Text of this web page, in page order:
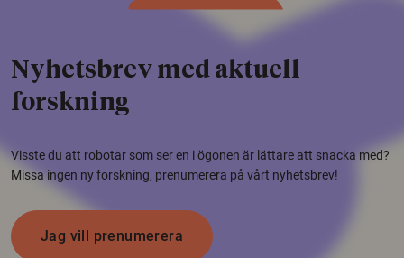
Nyhetsbrev med aktuell
forskning
Visste du att robotar som ser en i ögonen är lättare att snacka med?
Missa ingen ny forskning, prenumerera på vårt nyhetsbrev!
Jag vill prenumerera